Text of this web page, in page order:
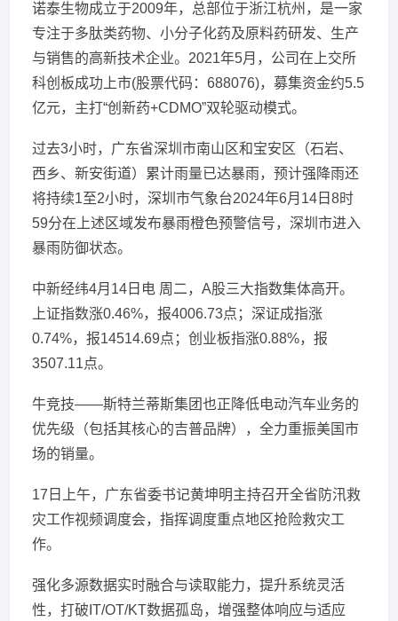
诺泰生物成立于2009年，总部位于浙江杭州，是一家
专注于多肽类药物、小分子化药及原料药研发、生产
与销售的高新技术企业。2021年5月，公司在上交所
科创板成功上市(股票代码：688076)，募集资金约5.5
亿元，主打“创新药+CDMO”双轮驱动模式。
过去3小时，广东省深圳市南山区和宝安区（石岩、
西乡、新安街道）累计雨量已达暴雨，预计强降雨还
将持续1至2小时，深圳市气象台2024年6月14日8时
59分在上述区域发布暴雨橙色预警信号，深圳市进入
暴雨防御状态。
中新经纬4月14日电 周二，A股三大指数集体高开。
上证指数涨0.46%，报4006.73点；深证成指涨
0.74%，报14514.69点；创业板指涨0.88%，报
3507.11点。
牛竞技——斯特兰蒂斯集团也正降低电动汽车业务的
优先级（包括其核心的吉普品牌），全力重振美国市
场的销量。
17日上午，广东省委书记黄坤明主持召开全省防汛救
灾工作视频调度会，指挥调度重点地区抢险救灾工
作。
强化多源数据实时融合与读取能力，提升系统灵活
性，打破IT/OT/KT数据孤岛，增强整体响应与适应